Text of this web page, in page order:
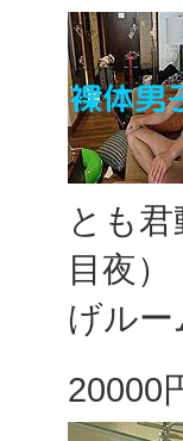
とも
目夜
げル
20000